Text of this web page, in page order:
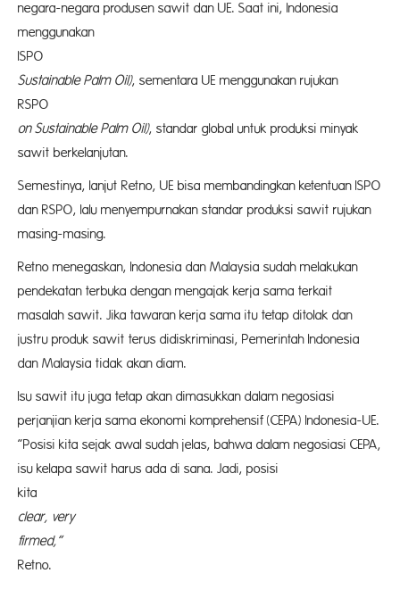
negara-negara produsen sawit dan UE. Saat ini, Indonesia
menggunakan
Sustainable Palm Oil), sementara UE menggunakan rujukan
on Sustainable Palm Oil), standar global untuk produksi minyak
sawit berkelanjutan.
Semestinya, lanjut Retno, UE bisa membandingkan ketentuan ISPO
dan RSPO, lalu menyempurnakan standar produksi sawit rujukan
masing-masing.
Retno menegaskan, Indonesia dan Malaysia sudah melakukan
pendekatan terbuka dengan mengajak kerja sama terkait
masalah sawit. Jika tawaran kerja sama itu tetap ditolak dan
justru produk sawit terus didiskriminasi, Pemerintah Indonesia
dan Malaysia tidak akan diam.
Isu sawit itu juga tetap akan dimasukkan dalam negosiasi
perjanjian kerja sama ekonomi komprehensif (CEPA) Indonesia-UE.
”Posisi kita sejak awal sudah jelas, bahwa dalam negosiasi CEPA,
isu kelapa sawit harus ada di sana. Jadi, posisi
clear, very
firmed,”
Retno.